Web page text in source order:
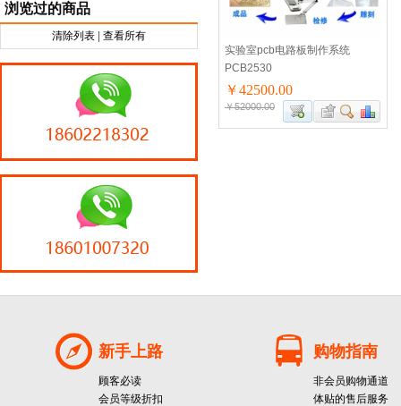
浏览过的商品
清除列表 查看所有
实验室pcb电路板制作系统
PCB2530
￥42500.00
￥52000.00
新手上路
顾客必读
会员等级折扣
购物指南
非会员购物通道
体贴的售后服务